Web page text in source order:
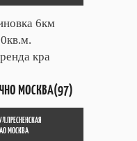
6км
кра
МОСКВА(97)
МОСКВА